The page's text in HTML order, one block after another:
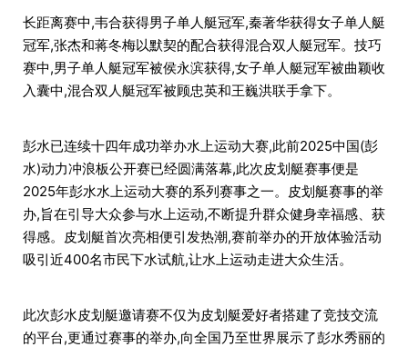
长距离赛中,韦合获得男子单人艇冠军,秦著华获得女子单人艇
冠军,张杰和蒋冬梅以默契的配合获得混合双人艇冠军。技巧
赛中,男子单人艇冠军被侯永滨获得,女子单人艇冠军被曲颖收
入囊中,混合双人艇冠军被顾忠英和王巍洪联手拿下。
彭水已连续十四年成功举办水上运动大赛,此前2025中国(彭
水)动力冲浪板公开赛已经圆满落幕,此次皮划艇赛事便是
2025年彭水水上运动大赛的系列赛事之一。皮划艇赛事的举
办,旨在引导大众参与水上运动,不断提升群众健身幸福感、获
得感。皮划艇首次亮相便引发热潮,赛前举办的开放体验活动
吸引近400名市民下水试航,让水上运动走进大众生活。
此次彭水皮划艇邀请赛不仅为皮划艇爱好者搭建了竞技交流
的平台,更通过赛事的举办,向全国乃至世界展示了彭水秀丽的